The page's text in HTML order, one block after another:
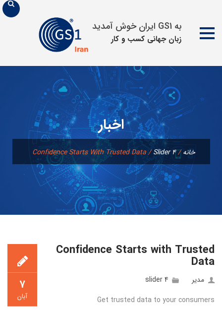
به GS1 ایران خوش آمدید
زبان جهانی كسب و كار
محتوا
اخبار
خانه/
Slider 4
/
Confidence Starts With Trusted Data
۷
آبان
Confidence Starts with Trusted
Data
مدیر
slider 4
Get trusted data to your consumers